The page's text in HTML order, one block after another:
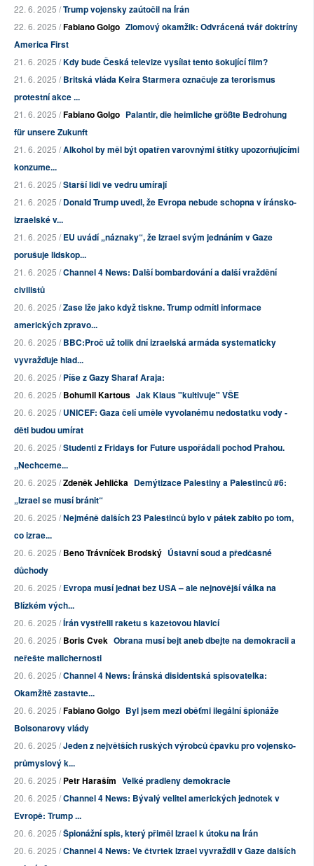
22. 6. 2025 /Trump vojensky zaútočil na Írán
22. 6. 2025 /Fabiano Golgo Zlomový okamžik: Odvrácená tvář doktríny
America First
21. 6. 2025 /Kdy bude Česká televize vysílat tento šokující film?
21. 6. 2025 /Britská vláda Keira Starmera označuje za terorismus
protestní akce ...
21. 6. 2025 /Fabiano Golgo Palantir, die heimliche größte Bedrohung
für unsere Zukunft
21. 6. 2025 /Alkohol by měl být opatřen varovnými štítky upozorňujícími
konzume...
21. 6. 2025 /Starší lidi ve vedru umírají
21. 6. 2025 /Donald Trump uvedl, že Evropa nebude schopna v íránsko-
izraelské v...
21. 6. 2025 /EU uvádí „náznaky“, že Izrael svým jednáním v Gaze
porušuje lidskop...
21. 6. 2025 /Channel 4 News: Další bombardování a další vraždění
civilistů
20. 6. 2025 /Zase lže jako když tiskne. Trump odmítl informace
amerických zpravo...
20. 6. 2025 /BBC:Proč už tolik dní izraelská armáda systematicky
vyvražďuje hlad...
20. 6. 2025 /Píše z Gazy Sharaf Araja:
20. 6. 2025 /Bohumil Kartous Jak Klaus "kultivuje" VŠE
20. 6. 2025 /UNICEF: Gaza čelí uměle vyvolanému nedostatku vody -
děti budou umírat
20. 6. 2025 /Studenti z Fridays for Future uspořádali pochod Prahou.
,,Nechceme...
20. 6. 2025 /Zdeněk Jehlička Demýtizace Palestiny a Palestinců #6:
„Izrael se musí bránit“
20. 6. 2025 /Nejméně dalších 23 Palestinců bylo v pátek zabito po tom,
co izrae...
20. 6. 2025 /Beno Trávníček Brodský Ústavní soud a předčasné
důchody
20. 6. 2025 /Evropa musí jednat bez USA – ale nejnovější válka na
Blízkém vých...
20. 6. 2025 /Írán vystřelil raketu s kazetovou hlavicí
20. 6. 2025 /Boris Cvek Obrana musí bejt aneb dbejte na demokracii a
neřešte malichernosti
20. 6. 2025 /Channel 4 News: Íránská disidentská spisovatelka:
Okamžitě zastavte...
20. 6. 2025 /Fabiano Golgo Byl jsem mezi oběťmi ilegální špionáže
Bolsonarovy vlády
20. 6. 2025 /Jeden z největších ruských výrobců čpavku pro vojensko-
průmyslový k...
20. 6. 2025 /Petr Haraším Velké pradleny demokracie
20. 6. 2025 /Channel 4 News: Bývalý velitel amerických jednotek v
Evropě: Trump ...
20. 6. 2025 /Špionážní spis, který přiměl Izrael k útoku na Írán
20. 6. 2025 /Channel 4 News: Ve čtvrtek Izrael vyvraždil v Gaze dalších